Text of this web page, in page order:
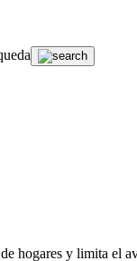
hogares y limita el